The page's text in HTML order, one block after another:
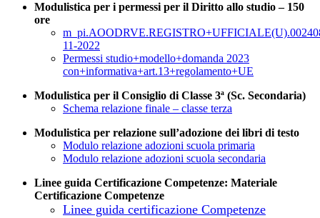
Modulistica per i permessi per il Diritto allo studio – 150
ore
11-2022
Permessi studio+modello+domanda 2023
con+informativa+art.13+regolamento+UE
Modulistica per il Consiglio di Classe 3ª (Sc. Secondaria)
Schema relazione finale – classe terza
Modulistica per relazione sull’adozione dei libri di testo
Modulo relazione adozioni scuola primaria
Modulo relazione adozioni scuola secondaria
Linee guida Certificazione Competenze: Materiale
Certificazione Competenze
Linee guida certificazione Competenze